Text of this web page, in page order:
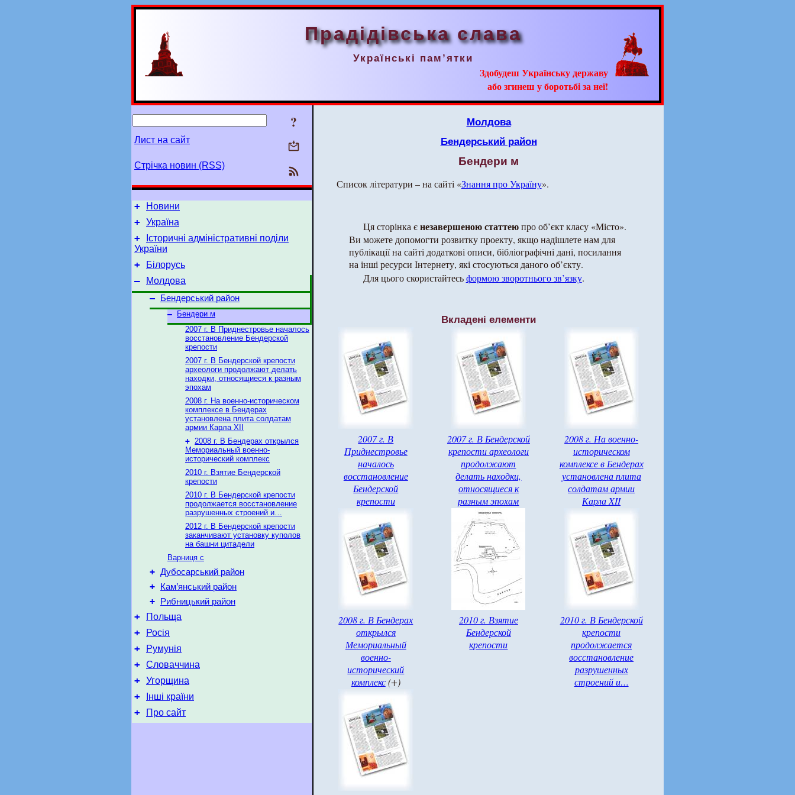
Прадідівська слава
Українські пам’ятки
Здобудеш Українську державу
або згинеш у боротьбі за неї!
?
Лист на сайт
Стрічка новин (RSS)
+ Новини
+ Україна
+
Історичні адміністративні поділи
України
+ Білорусь
–
Молдова
–
Бендерський район
–
Бендери м
2007 г. В Приднестровье началось
восстановление Бендерской
крепости
2007 г. В Бендерской крепости
археологи продолжают делать
находки, относящиеся к разным
эпохам
2008 г. На военно-историческом
комплексе в Бендерах
установлена плита солдатам
армии Карла XII
+ 2008 г. В Бендерах открылся
Мемориальный военно-
исторический комплекс
2010 г. Взятие Бендерской
крепости
2010 г. В Бендерской крепости
продолжается восстановление
разрушенных строений и…
2012 г. В Бендерской крепости
заканчивают установку куполов
на башни цитадели
Варниця с
+ Дубосарський район
+ Кам’янський район
+ Рибницький район
+ Польща
+ Росія
+ Румунія
+ Словаччина
+ Угорщина
+ Інші країни
+ Про сайт
Молдова
Бендерський район
Бендери м
Список літератури – на сайті «Знання про Україну».
Ця сторінка єнезавершеною статтеюпро об’єкт класу «Місто».
Ви можете допомогти розвитку проекту, якщо надішлете нам для
публікації на сайті додаткові описи, бібліографічні дані, посилання
на інші ресурси Інтернету, які стосуються даного об’єкту.
Для цього скористайтесьформою зворотнього зв’язку.
Вкладені елементи
2007 г. В
Приднестровье
началось
восстановление
Бендерской
крепости
2007 г. В Бендерской
крепости археологи
продолжают
делать находки,
относящиеся к
разным эпохам
2008 г. На военно-
историческом
комплексе в Бендерах
установлена плита
солдатам армии
Карла XII
2008 г. В Бендерах
открылся
Мемориальный
военно-
исторический
комплекс(+)
2010 г. Взятие
Бендерской
крепости
2010 г. В Бендерской
крепости
продолжается
восстановление
разрушенных
строений и…